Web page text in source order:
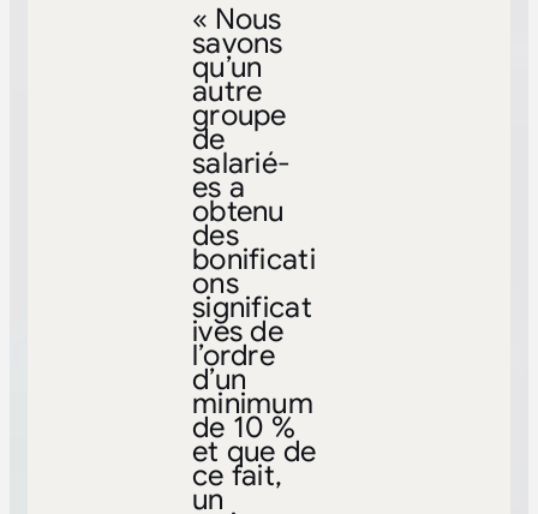
« Nous
savons
qu’un
autre
groupe
de
salarié-
es a
obtenu
des
bonificati
ons
significat
ives de
l’ordre
d’un
minimum
de 10 %
et que de
ce fait,
un